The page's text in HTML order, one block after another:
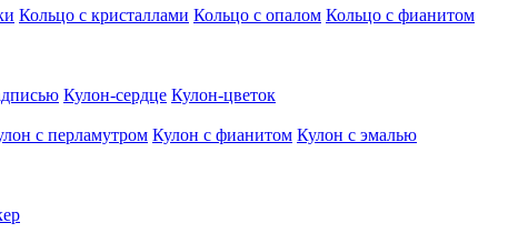
Кольцо с кристаллами Кольцо с опалом Кольцо с фианитом
Кулон-сердце Кулон-цветок
с перламутром Кулон с фианитом Кулон с эмалью